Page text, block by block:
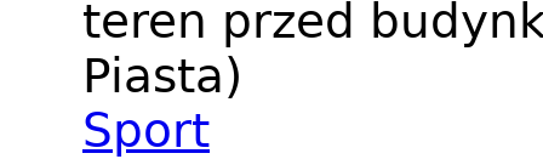
teren przed
Piasta)
Sport